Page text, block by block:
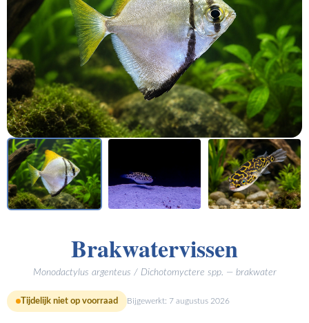
Brakwatervissen
Monodactylus argenteus / Dichotomyctere spp. — brakwater
Tijdelijk niet op voorraad Bijgewerkt: 7 augustus 2026